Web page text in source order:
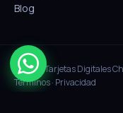
Blog
© 2026 Tarjetas Digitales
Términos· Privacidad